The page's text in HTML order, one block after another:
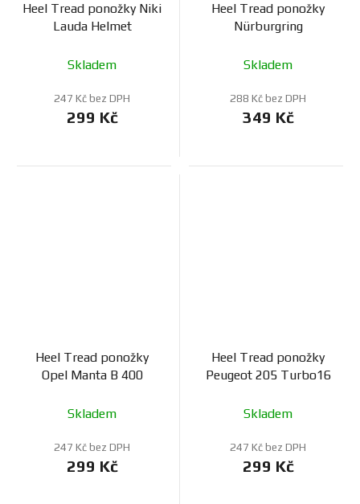
Heel Tread ponožky Niki
Lauda Helmet
Skladem
247 Kč bez DPH
299 Kč
Heel Tread ponožky
Nürburgring
Skladem
288 Kč bez DPH
349 Kč
Heel Tread ponožky
Opel Manta B 400
Skladem
247 Kč bez DPH
299 Kč
Heel Tread ponožky
Peugeot 205 Turbo16
Skladem
247 Kč bez DPH
299 Kč